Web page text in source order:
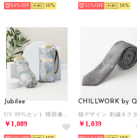
60% 10 55% 10
Jubilee
￥1,089 ￥1,039